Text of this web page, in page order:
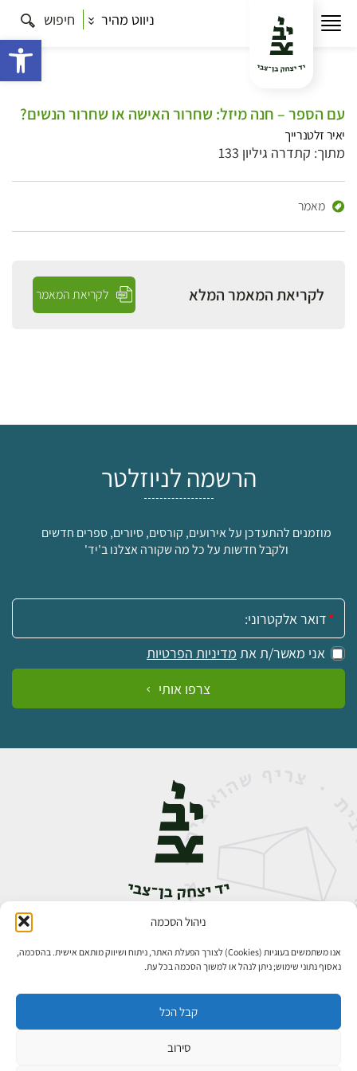
ניהול הסכמה
אנו משתמשים בעוגיות (Cookies) לצורך הפעלת האתר, ניתוח ושיווק מותאם אישית. בהסכמה,
נאסוף נתוני שימוש; ניתן לנהל או למשוך הסכמה בכל עת.
קבל הכל
סירוב
ניווט מהיר חיפוש
עם הספר – חנה מיזל: שחרור האישה או שחרור הנשים?
יאיר זלטנרייך
מתוך: קתדרה גיליון 133
מאמר
לקריאת המאמר המלא לקריאת המאמר
הרשמה לניוזלטר
מוזמנים להתעדכן על אירועים, קורסים, סיורים, ספרים חדשים
ולקבל חדשות על כל מה שקורה אצלנו ב'יד'
אימייל:
אני מאשר/ת את מדיניות הפרטיות
צרפו אותי
אבן גבירול 14, רחביה, ירושלים